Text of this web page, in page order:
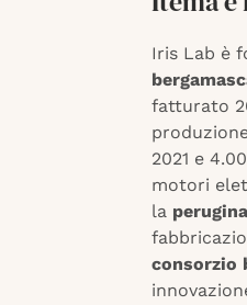
Iris Lab è
fatturato
2021 e
motori
la
consorzio